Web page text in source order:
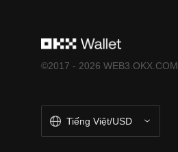
©2017 - 2026 WEB3.OKX.COM
Tiếng Việt/USD